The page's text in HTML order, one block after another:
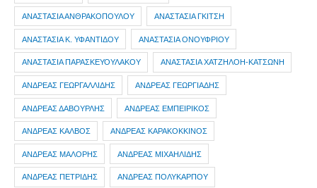
ΑΝΑΣΤΑΣΙΑ ΑΝΘΡΑΚΟΠΟΥΛΟΥ ΑΝΑΣΤΑΣΙΑ ΓΚΙΤΣΗ
ΑΝΑΣΤΑΣΙΑ Κ. ΥΦΑΝΤΙΔΟΥ ΑΝΑΣΤΑΣΙΑ ΟΝΟΥΦΡΙΟΥ
ΑΝΑΣΤΑΣΙΑ ΠΑΡΑΣΚΕΥΟΥΛΑΚΟΥ ΑΝΑΣΤΑΣΙΑ ΧΑΤΖΗΛΟΗ-ΚΑΤΣΩΝΗ
ΑΝΔΡΕΑΣ ΓΕΩΡΓΑΛΛΙΔΗΣ ΑΝΔΡΕΑΣ ΓΕΩΡΓΙΑΔΗΣ
ΑΝΔΡΕΑΣ ΔΑΒΟΥΡΛΗΣ ΑΝΔΡΕΑΣ ΕΜΠΕΙΡΙΚΟΣ
ΑΝΔΡΕΑΣ ΚΑΛΒΟΣ ΑΝΔΡΕΑΣ ΚΑΡΑΚΟΚΚΙΝΟΣ
ΑΝΔΡΕΑΣ ΜΑΛΟΡΗΣ ΑΝΔΡΕΑΣ ΜΙΧΑΗΛΙΔΗΣ
ΑΝΔΡΕΑΣ ΠΕΤΡΙΔΗΣ ΑΝΔΡΕΑΣ ΠΟΛΥΚΑΡΠΟΥ